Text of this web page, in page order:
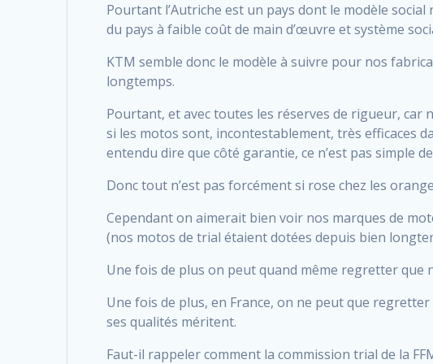
Pourtant l’Autriche est un pays dont le modèle social
du pays à faible coût de main d’œuvre et système
KTM semble donc le modèle à suivre pour nos
longtemps.
Pourtant, et avec toutes les réserves de rigueur, car
si les motos sont, incontestablement, très efficaces
entendu dire que côté garantie, ce n’est pas simple
Donc tout n’est pas forcément si rose chez les
Cependant on aimerait bien voir nos marques de
(nos motos de trial étaient dotées depuis bien
Une fois de plus on peut quand même regretter
Une fois de plus, en France, on ne peut que
ses qualités méritent.
Faut-il rappeler comment la commission trial de la